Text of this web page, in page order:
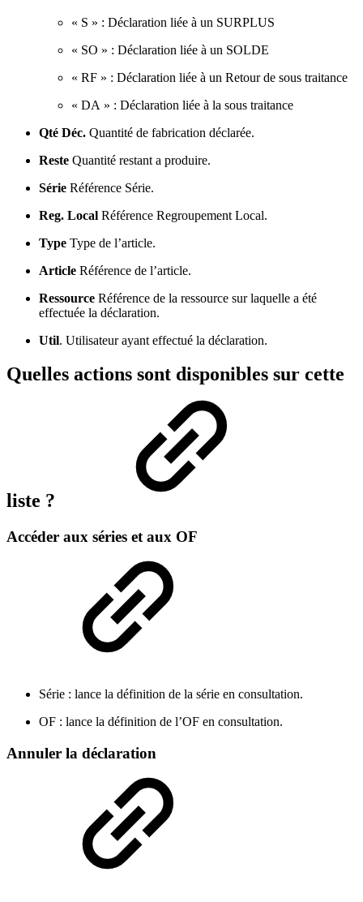
« S » : Déclaration liée à un SURPLUS
« SO » : Déclaration liée à un SOLDE
« RF » : Déclaration liée à un Retour de sous traitance
« DA » : Déclaration liée à la sous traitance
Qté Déc. Quantité de fabrication déclarée.
Reste Quantité restant a produire.
Série Référence Série.
Reg. Local Référence Regroupement Local.
Type Type de l’article.
Article Référence de l’article.
Ressource Référence de la ressource sur laquelle a été
effectuée la déclaration.
Util. Utilisateur ayant effectué la déclaration.
Quelles actions sont disponibles sur cette
liste ?
Accéder aux séries et aux OF
Série : lance la définition de la série en consultation.
OF : lance la définition de l’OF en consultation.
Annuler la déclaration